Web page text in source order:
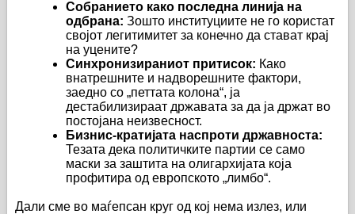
Собранието како последна линија на
одбрана: Зошто институциите не го користат
својот легитимитет за конечно да стават крај
на уцените?
Синхронизираниот притисок: Како
внатрешните и надворешните фактори,
заедно со „петтата колона“, ја
дестабилизираат државата за да ја држат во
постојана неизвесност.
Бизнис-кратијата наспроти државноста:
Тезата дека политичките партии се само
маски за заштита на олигархијата која
профитира од европското „лимбо“.
Дали сме во маѓепсан круг од кој нема излез, или